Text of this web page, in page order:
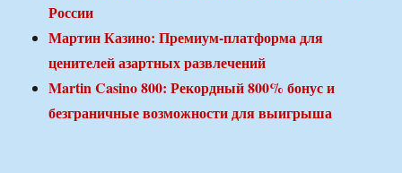
России
Мартин Казино: Премиум-платформа для
ценителей азартных развлечений
Martin Casino 800: Рекордный 800% бонус и
безграничные возможности для выигрыша